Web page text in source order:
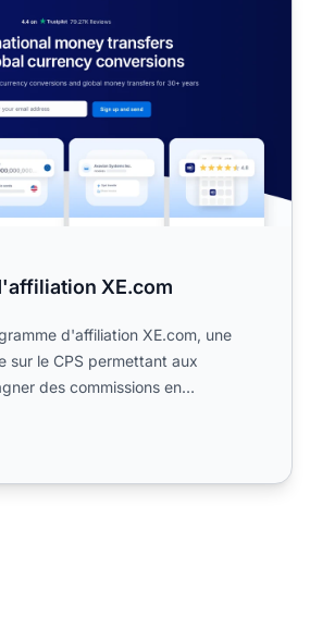
XE.com
d'affiliation XE.com, une
sur le CPS permettant aux
des commissions en